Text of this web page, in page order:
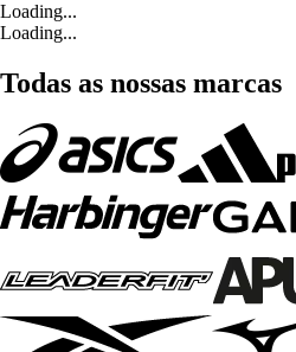
Loading...
Loading...
Todas as nossas marcas